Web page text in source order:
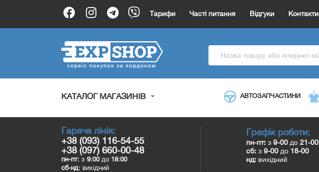
Тарифи Часті питання Відгуки Контакти
КАТАЛОГ МАГАЗИНІВ АВТОЗАПЧАСТИНИ
Гаряча лінія:
+38 (093) 116-54-55
+38 (097) 660-00-48
пн-пт: з 9:00 до 18:00
сб-нд: вихідний
Графік роботи:
пн-пт:з 9-00 до 21-00
сб:з 9-00 до 18-00
нд: вихідний